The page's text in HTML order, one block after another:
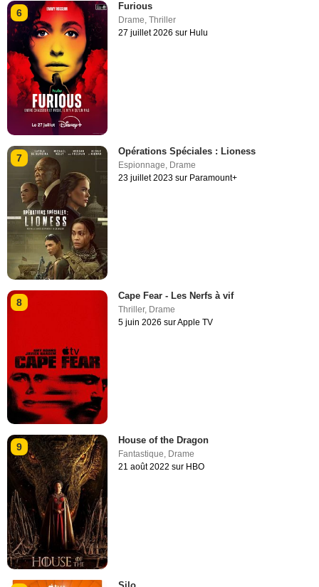
6
Furious
Drame,Thriller
27 juillet 2026 sur Hulu
7
Opérations Spéciales : Lioness
Espionnage Drame
23 juillet 2023 sur Paramount+
8
Cape Fear - Les Nerfs à vif
Thriller, Drame
5 juin 2026 sur Apple TV
9
House of the Dragon
Fantastique, Drame
21 août 2022 sur HBO